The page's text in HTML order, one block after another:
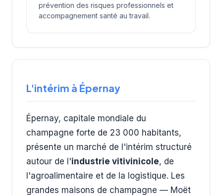
prévention des risques professionnels et
accompagnement santé au travail.
L'intérim à Épernay
Épernay, capitale mondiale du
champagne forte de 23 000 habitants,
présente un marché de l'intérim structuré
autour de l'industrie vitivinicole, de
l'agroalimentaire et de la logistique. Les
grandes maisons de champagne — Moët